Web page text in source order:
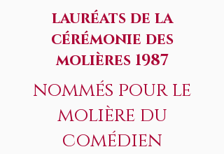
lauréats de la
cérémonie des
molières 1987
nommés pour le
molière du
comédien